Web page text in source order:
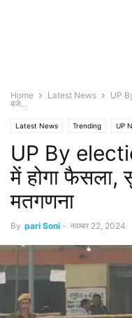
Home Latest News
UP
बजे...
Latest News Trending UP
UP By
में होगा फैसला,
मतगणना
By pari Soni - नवम्बर 22, 2024